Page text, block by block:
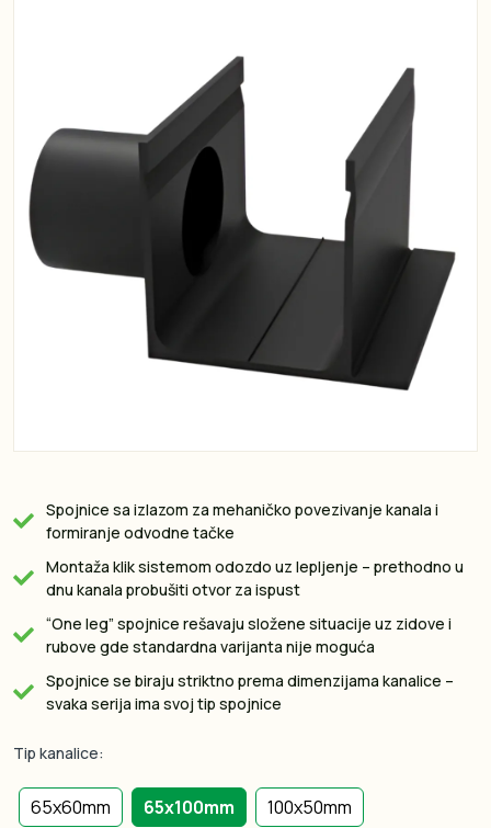
Spojnice sa izlazom za mehaničko povezivanje kanala i
formiranje odvodne tačke
Montaža klik sistemom odozdo uz lepljenje – prethodno u
dnu kanala probušiti otvor za ispust
“One leg” spojnice rešavaju složene situacije uz zidove i
rubove gde standardna varijanta nije moguća
Spojnice se biraju striktno prema dimenzijama kanalice –
svaka serija ima svoj tip spojnice
Tip kanalice:
65x60mm 65x100mm 100x50mm